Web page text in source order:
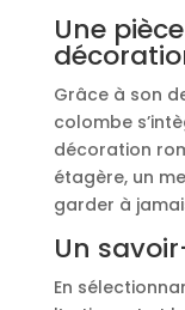
Une
Grâce à son
colombe
décoration
étagère, un
garder à
Un
En